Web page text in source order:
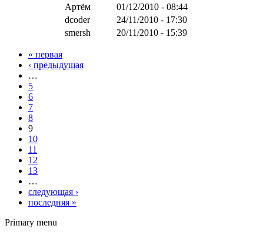
Артём
01/12/2010 - 08:44
dcoder
24/11/2010 - 17:30
smersh
20/11/2010 - 15:39
« первая
‹ предыдущая
…
5
6
7
8
9
10
11
12
13
…
следующая ›
последняя »
Primary menu